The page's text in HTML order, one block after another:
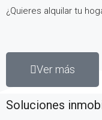
¿Quieres alquilar tu
Ver más
Soluciones